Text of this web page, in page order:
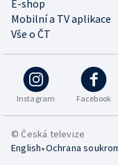
E-shop
Mobilní a TV aplikace
Vše o ČT
Instagram Facebook
© Česká televize
English•Ochrana